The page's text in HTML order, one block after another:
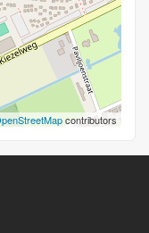
contributors